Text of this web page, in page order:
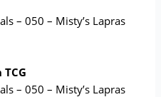
– 050 – Misty’s Lapras
– 050 – Misty’s Lapras